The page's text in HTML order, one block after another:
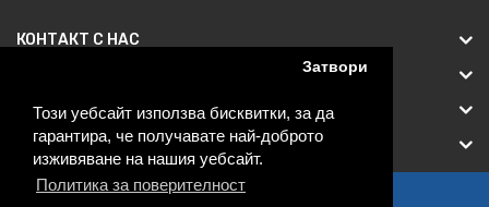
Този уебсайт използва бисквитки, за да
гарантира, че получавате най-доброто
изживяване на нашия уебсайт.
Политика за поверителност
Затвори
КОНТАКТ С НАС
ОБСЛУЖВАНЕ НА КЛИЕНТИ
ДРУГИ